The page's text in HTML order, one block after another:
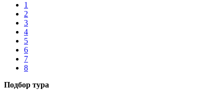
1
2
3
4
5
6
7
8
Подбор тура